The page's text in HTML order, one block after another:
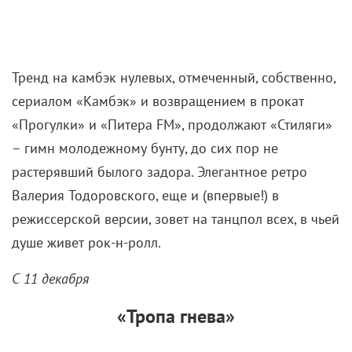
Тренд на камбэк нулевых, отмеченный, собственно,
сериалом «Камбэк» и возвращением в прокат
«Прогулки» и «Питера FM», продолжают «Стиляги»
– гимн молодежному бунту, до сих пор не
растерявший былого задора. Элегантное ретро
Валерия Тодоровского, еще и (впервые!) в
режиссерской версии, зовет на танцпол всех, в чьей
душе живет рок-н-ролл.
С 11 декабря
«Тропа гнева»